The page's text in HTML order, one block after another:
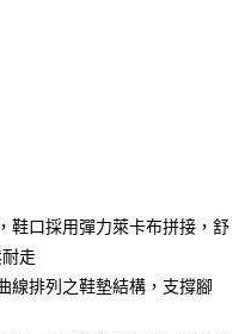
鞋口採用彈力萊卡布拼接，舒
走
線排列之鞋墊結構，支撐腳